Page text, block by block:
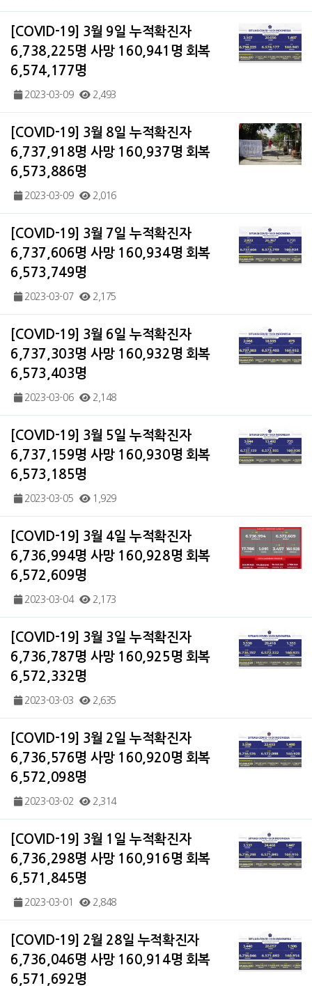
[COVID-19] 3월 9일 누적확진자
6,738,225명 사망 160,941명 회복
6,574,177명
2023-03-09 2,493
[COVID-19] 3월 8일 누적확진자
6,737,918명 사망 160,937명 회복
6,573,886명
2023-03-09 2,016
[COVID-19] 3월 7일 누적확진자
6,737,606명 사망 160,934명 회복
6,573,749명
2023-03-07 2,175
[COVID-19] 3월 6일 누적확진자
6,737,303명 사망 160,932명 회복
6,573,403명
2023-03-06 2,148
[COVID-19] 3월 5일 누적확진자
6,737,159명 사망 160,930명 회복
6,573,185명
2023-03-05 1,929
[COVID-19] 3월 4일 누적확진자
6,736,994명 사망 160,928명 회복
6,572,609명
2023-03-04 2,173
[COVID-19] 3월 3일 누적확진자
6,736,787명 사망 160,925명 회복
6,572,332명
2023-03-03 2,635
[COVID-19] 3월 2일 누적확진자
6,736,576명 사망 160,920명 회복
6,572,098명
2023-03-02 2,314
[COVID-19] 3월 1일 누적확진자
6,736,298명 사망 160,916명 회복
6,571,845명
2023-03-01 2,848
[COVID-19] 2월 28일 누적확진자
6,736,046명 사망 160,914명 회복
6,571,692명